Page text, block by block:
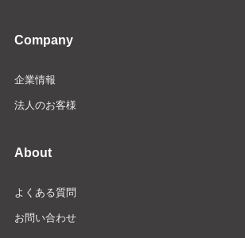
Company
企業情報
法人のお客様
About
よくある質問
お問い合わせ